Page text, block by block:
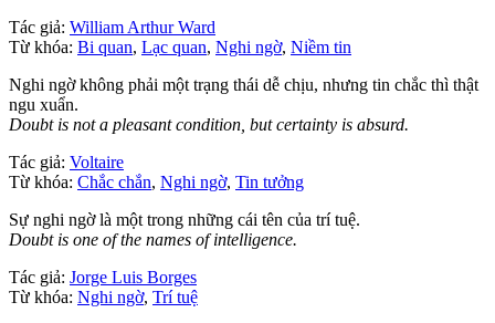
Tác giả: William Arthur Ward
Từ khóa: Bi quan, Lạc quan, Nghi ngờ, Niềm tin
Nghi ngờ không phải một trạng thái dễ chịu, nhưng tin chắc thì thật
ngu xuẩn.
Doubt is not a pleasant condition, but certainty is absurd.
Tác giả: Voltaire
Từ khóa: Chắc chắn, Nghi ngờ, Tin tưởng
Sự nghi ngờ là một trong những cái tên của trí tuệ.
Doubt is one of the names of intelligence.
Tác giả: Jorge Luis Borges
Từ khóa: Nghi ngờ, Trí tuệ